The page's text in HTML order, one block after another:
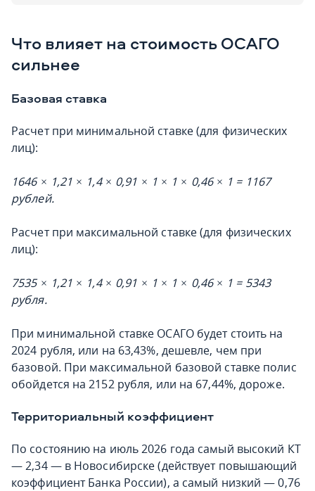
Что влияет на стоимость ОСАГО
сильнее
Базовая ставка
Расчет при минимальной ставке (для физических
лиц):
1646 × 1,21 × 1,4 × 0,91 × 1 × 1 × 0,46 × 1 = 1167
рублей.
Расчет при максимальной ставке (для физических
лиц):
7535 × 1,21 × 1,4 × 0,91 × 1 × 1 × 0,46 × 1 = 5343
рубля.
При минимальной ставке ОСАГО будет стоить на
2024 рубля, или на 63,43%, дешевле, чем при
базовой. При максимальной базовой ставке полис
обойдется на 2152 рубля, или на 67,44%, дороже.
Территориальный коэффициент
По состоянию на июль 2026 года самый высокий КТ
— 2,34 — в Новосибирске (действует повышающий
коэффициент Банка России), а самый низкий — 0,76